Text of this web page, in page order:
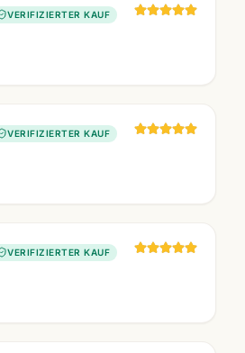
VERIFIZIERTER KAUF
VERIFIZIERTER KAUF
VERIFIZIERTER KAUF